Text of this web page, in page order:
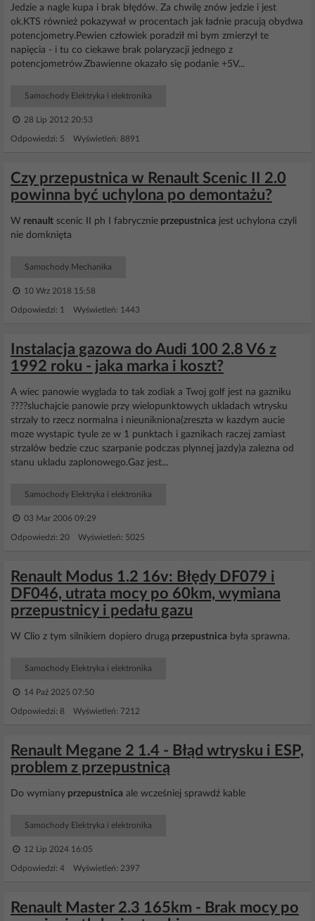
Jedzie a nagle kupa i brak błędów. Za chwilę znów jedzie i jest
ok.KTS również pokazywał w procentach jak ładnie pracują obydwa
potencjometry.Pewien człowiek poradził mi bym zmierzył te
napięcia - i tu co ciekawe brak polaryzacji jednego z
potencjometrów.Zbawienne okazało się podanie +5V...
Samochody Elektryka i elektronika
28 Lip 2012 20:53
Odpowiedzi: 5 Wyświetleń: 8891
Czy przepustnica w Renault Scenic II 2.0
powinna być uchylona po demontażu?
W renault scenic II ph I fabrycznie przepustnica jest uchylona czyli
nie domknięta
Samochody Mechanika
10 Wrz 2018 15:58
Odpowiedzi: 1 Wyświetleń: 1443
Instalacja gazowa do Audi 100 2.8 V6 z
1992 roku - jaka marka i koszt?
A wiec panowie wyglada to tak zodiak a Twoj golf jest na gazniku
????sluchajcie panowie przy wielopunktowych ukladach wtrysku
strzaly to rzecz normalna i nieunikniona(zreszta w kazdym aucie
moze wystapic tyule ze w 1 punktach i gaznikach raczej zamiast
strzalów bedzie czuc szarpanie podczas plynnej jazdy)a zalezna od
stanu ukladu zaplonowego.Gaz jest...
Samochody Elektryka i elektronika
03 Mar 2006 09:29
Odpowiedzi: 20 Wyświetleń: 5025
Renault Modus 1.2 16v: Błędy DF079 i
DF046, utrata mocy po 60km, wymiana
przepustnicy i pedału gazu
W Clio z tym silnikiem dopiero drugą przepustnica była sprawna.
Samochody Elektryka i elektronika
14 Paź 2025 07:50
Odpowiedzi: 8 Wyświetleń: 7212
Renault Megane 2 1.4 - Błąd wtrysku i ESP,
problem z przepustnicą
Do wymiany przepustnica ale wcześniej sprawdź kable
Samochody Elektryka i elektronika
12 Lip 2024 16:05
Odpowiedzi: 4 Wyświetleń: 2397
Renault Master 2.3 165km - Brak mocy po